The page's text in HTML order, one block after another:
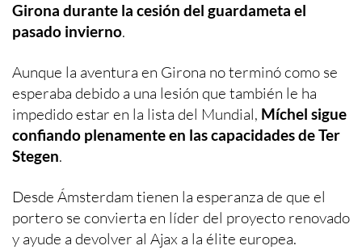
Girona durante la cesión del guardameta el
pasado invierno.
Aunque la aventura en Girona no terminó como se
esperaba debido a una lesión que también le ha
impedido estar en la lista del Mundial, Míchel sigue
confiando plenamente en las capacidades de Ter
Stegen.
Desde Ámsterdam tienen la esperanza de que el
portero se convierta en líder del proyecto renovado
y ayude a devolver al Ajax a la élite europea.